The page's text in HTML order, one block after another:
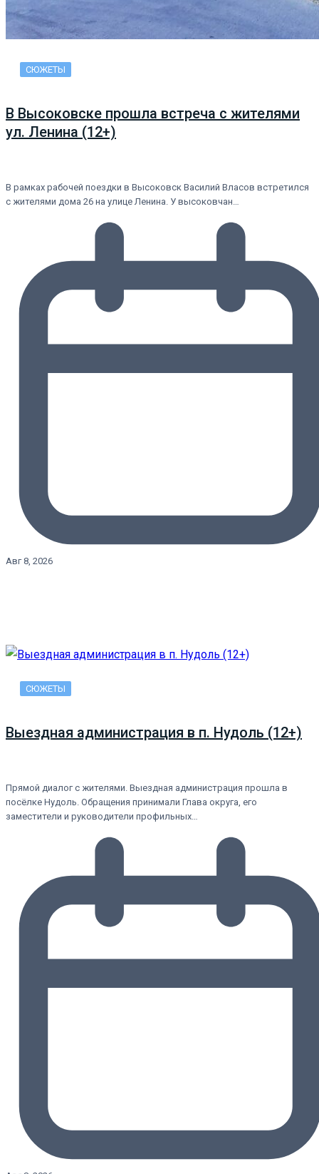
СЮЖЕТЫ
В Высоковске прошла встреча с жителями
ул. Ленина (12+)
В рамках рабочей поездки в Высоковск Василий Власов встретился
с жителями дома 26 на улице Ленина. У высоковчан…
Авг 8, 2026
СЮЖЕТЫ
Выездная администрация в п. Нудоль (12+)
Прямой диалог с жителями. Выездная администрация прошла в
посёлке Нудоль. Обращения принимали Глава округа, его
заместители и руководители профильных…